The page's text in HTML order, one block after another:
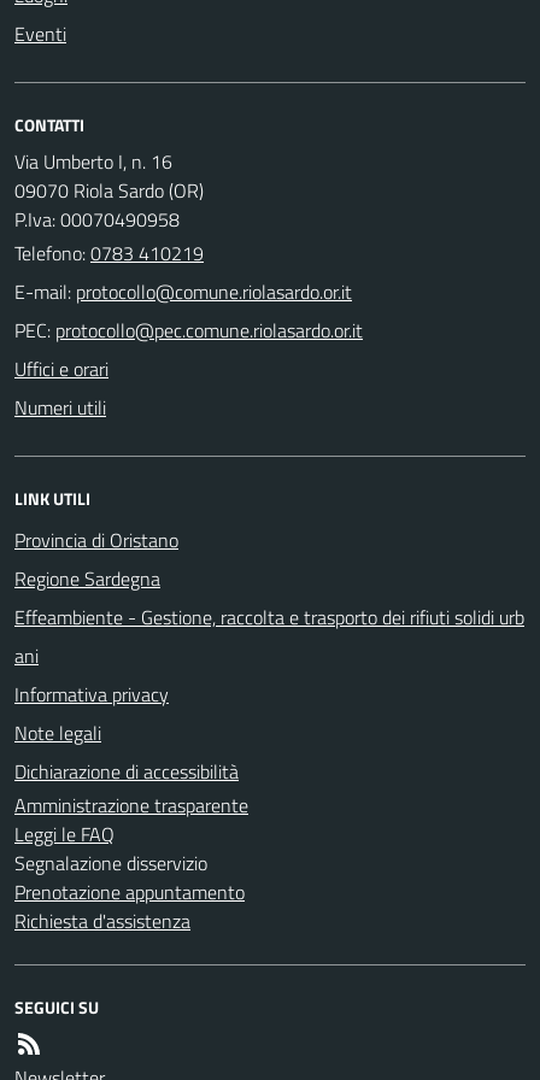
Eventi
CONTATTI
Via Umberto I, n. 16
09070 Riola Sardo (OR)
P.Iva: 00070490958
Telefono:0783 410219
E-mail:
PEC:
Uffici e orari
Numeri utili
LINK UTILI
Provincia di Oristano
Regione Sardegna
Effeambiente - Gestione, raccolta e trasporto dei rifiuti solidi urb
ani
Informativa privacy
Note legali
Dichiarazione di accessibilità
Amministrazione trasparente
Leggi le FAQ
Segnalazione disservizio
Prenotazione appuntamento
Richiesta d'assistenza
SEGUICI SU